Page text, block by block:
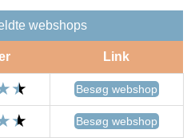
webshops
Link
Besøg webshop
Besøg webshop